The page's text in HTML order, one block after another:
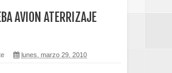
AVION ATERRIZAJE
lunes, marzo 29, 2010